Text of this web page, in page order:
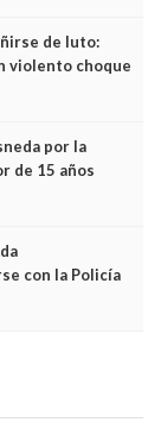
de luto:
violento choque
por la
de 15 años
con la Policía